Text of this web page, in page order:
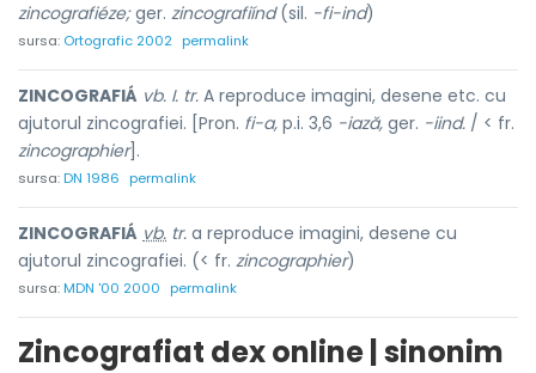
zincografiéze;ger. zincografiínd(sil. -fi-ind)
sursa: Ortografic 2002 permalink
ZINCOGRAFIÁ vb. I. tr. A reproduce imagini, desene etc. cu
ajutorul zincografiei. [Pron. fi-a, p.i. 3,6 -iază, ger. -iind. / < fr.
zincographier].
sursa:DN 1986 permalink
ZINCOGRAFIÁ vb. tr. a reproduce imagini, desene cu
ajutorul zincografiei. (< fr. zincographier)
sursa:MDN '00 2000 permalink
Zincografiat dex online | sinonim